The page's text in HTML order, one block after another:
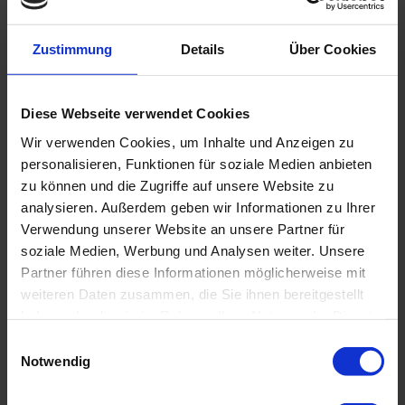
Zustimmung Details Über Cookies
Diese Webseite verwendet Cookies
Wir verwenden Cookies, um Inhalte und Anzeigen zu
personalisieren, Funktionen für soziale Medien anbieten
zu können und die Zugriffe auf unsere Website zu
analysieren. Außerdem geben wir Informationen zu Ihrer
Verwendung unserer Website an unsere Partner für
soziale Medien, Werbung und Analysen weiter. Unsere
Partner führen diese Informationen möglicherweise mit
weiteren Daten zusammen, die Sie ihnen bereitgestellt
Cookies, wenn Sie unsere Webseite weiterhin nutzen.
Notwendig
Tauchen gleichen.
der Halbinsel Reykjanes im See Kleifarvatn heiße
Quellen am Seegrund entdeckt. Dort tritt aus
mehreren kleinen Kratern heißes, mineralienreiches
Wasser aus, und über den Quellen entstehen graue
"Dampffahnen". Auch Ablagerungen von
Schwefelverbindungen sind rund um die Quellen
zu finden.